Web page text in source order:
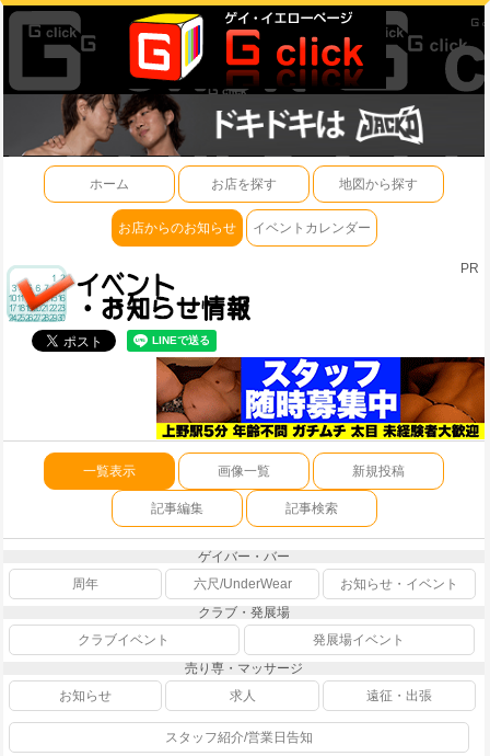
ホーム お店を探す 地図から探す
お店からのお知らせ イベントカレンダー
PR
一覧表示 画像一覧 新規投稿
記事編集 記事検索
ゲイバー・バー
周年
六尺/UnderWear
お知らせ・イベント
クラブ・発展場
クラブイベント
発展場イベント
売り専・マッサージ
お知らせ
求人 遠征・出張
スタッフ紹介/営業日告知